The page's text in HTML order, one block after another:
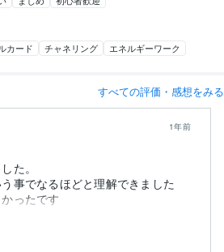
カード チャネリング エネルギーワーク
すべての評価・感想をみる
1年前
た。
事でなるほどと理解できました
ったです